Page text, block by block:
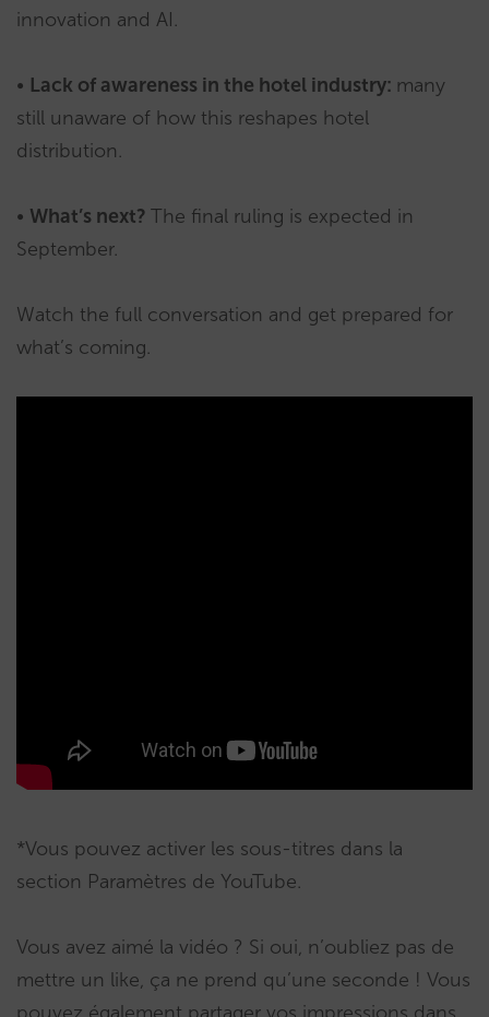
innovation and AI.
• Lack of awareness in the hotel industry: many
still unaware of how this reshapes hotel
distribution.
• What’s next? The final ruling is expected in
September.
Watch the full conversation and get prepared for
what’s coming.
*Vous pouvez activer les sous-titres dans la
section Paramètres de YouTube.
Vous avez aimé la vidéo ? Si oui, n’oubliez pas de
mettre un like, ça ne prend qu’une seconde ! Vous